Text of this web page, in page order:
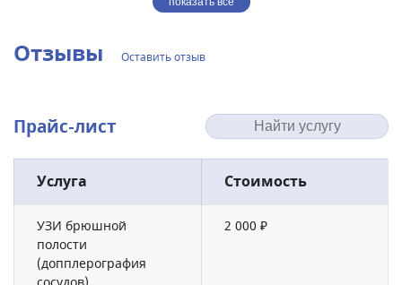
Отзывы Оставить отзыв
Прайс-лист
Услуга Стоимость
УЗИ брюшной
полости
(допплерография
2 000 ₽